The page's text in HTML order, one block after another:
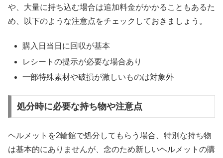
や、大量に持ち込む場合は追加料金がかかることもあるた
め、以下のような注意点をチェックしておきましょう。
購入日当日に回収が基本
レシートの提示が必要な場合あり
一部特殊素材や破損が激しいものは対象外
処分時に必要な持ち物や注意点
ヘルメットを2輪館で処分してもらう場合、特別な持ち物
は基本的にありませんが、念のため新しいヘルメットの購